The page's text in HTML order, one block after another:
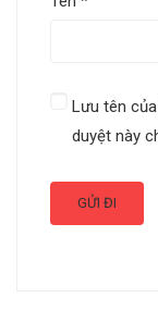
Lưu tên
duyệt này